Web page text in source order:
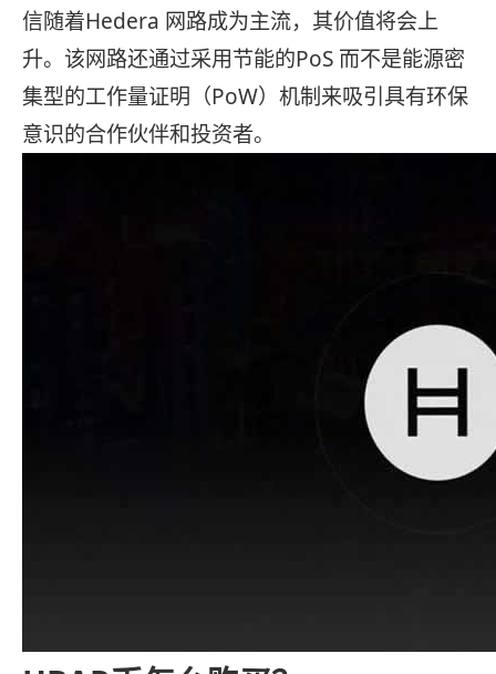
信随着Hedera 网路成为主流，其价值将会上
升。该网路还通过采用节能的PoS 而不是能源密
集型的工作量证明（PoW）机制来吸引具有环保
意识的合作伙伴和投资者。